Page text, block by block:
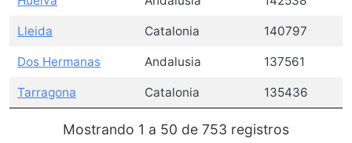
Lleida Catalonia 140797
Dos Hermanas Andalusia 137561
Tarragona Catalonia 135436
Mostrando 1 a 50 de 753 registros